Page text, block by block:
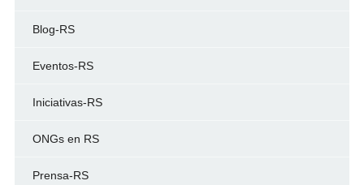
Blog-RS
Eventos-RS
Iniciativas-RS
ONGs en RS
Prensa-RS